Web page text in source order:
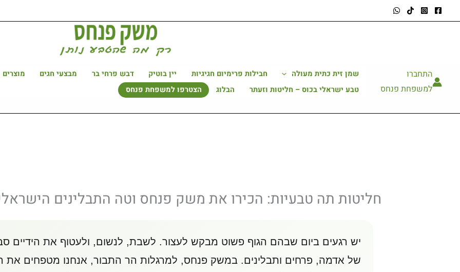
לתוכן
התחברו
למשפחת פנחס
שמן זית כתית מעולה חבילות פרימיום חגיגיות יין בוטיק דבש פרחי בר מבצעי חגים
טבע ישראלי בכוס – חליטות וזעתר
הבלוג הצטרפו למשפחת פנחס
חליטות תה טבעיות: הכירו את משק פנחס וטה התבלינים
יש רגעים ביום שבהם הגוף פשוט מבקש לעצור. לשבת, לנשום, ולעטוף את הידיים
של אדמה, פרחים ותבלינים. במשק פנחס, למרגלות הר התבור, אנחנו מטפחים את